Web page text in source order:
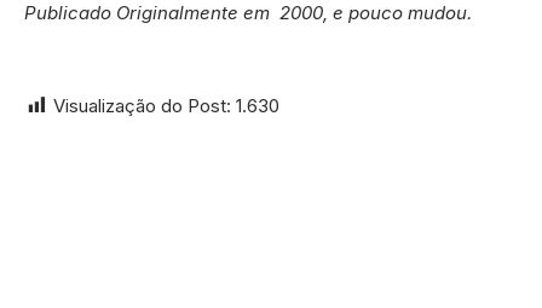
Publicado Originalmente em 2000, e pouco mudou.
Visualização do Post: 1.630